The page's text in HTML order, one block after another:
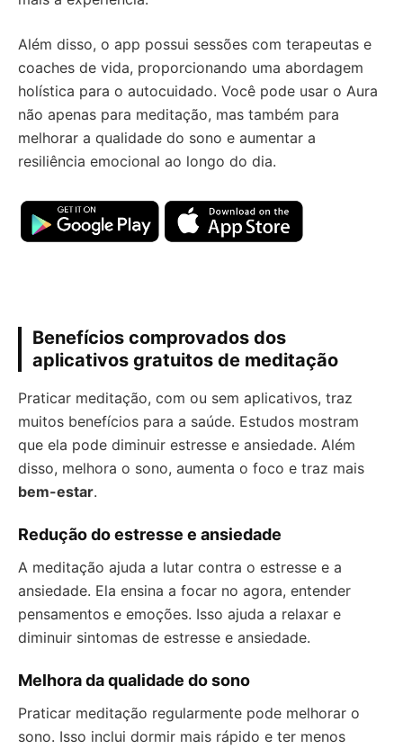
Além disso, o app possui sessões com terapeutas e
coaches de vida, proporcionando uma abordagem
holística para o autocuidado. Você pode usar o Aura
não apenas para meditação, mas também para
melhorar a qualidade do sono e aumentar a
resiliência emocional ao longo do dia.
Benefícios comprovados dos
aplicativos gratuitos de meditação
Praticar meditação, com ou sem aplicativos, traz
muitos benefícios para a saúde. Estudos mostram
que ela pode diminuir estresse e ansiedade. Além
disso, melhora o sono, aumenta o foco e traz mais
bem-estar.
Redução do estresse e ansiedade
A meditação ajuda a lutar contra o estresse e a
ansiedade. Ela ensina a focar no agora, entender
pensamentos e emoções. Isso ajuda a relaxar e
diminuir sintomas de estresse e ansiedade.
Melhora da qualidade do sono
Praticar meditação regularmente pode melhorar o
sono. Isso inclui dormir mais rápido e ter menos